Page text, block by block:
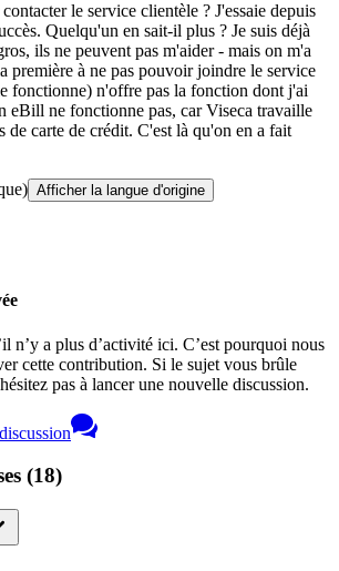
le service clientèle ? J'essaie depuis
Quelqu'un en sait-il plus ? Je suis déjà
ils ne peuvent pas m'aider - mais on m'a
première à ne pas pouvoir joindre le service
fonctionne) n'offre pas la fonction dont j'ai
eBill ne fonctionne pas, car Viseca travaille
de carte de crédit. C'est là qu'on en a fait
Afficher la langue d'origine
n’y a plus d’activité ici. C’est pourquoi nous
cette contribution. Si le sujet vous brûle
pas à lancer une nouvelle discussion.
(18)